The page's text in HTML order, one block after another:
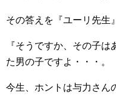
その答えを『ユーリ先生
『そうですか、その子
た男の子ですよ・・・。
今生、ホントは与力さん